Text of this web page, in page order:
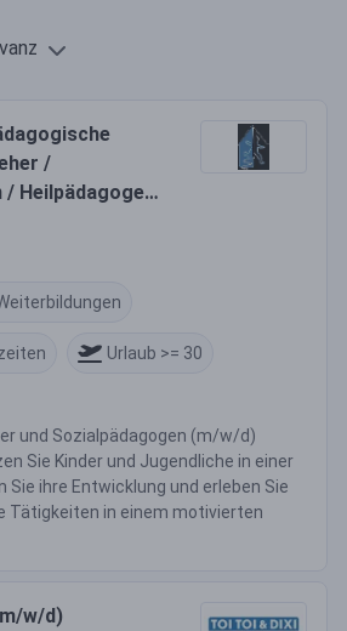
/
/ Heilpädagoge
Urlaub >= 30
und Sozialpädagogen (m/w/d)
Sie Kinder und Jugendliche in einer
Sie ihre Entwicklung und erleben Sie
Tätigkeiten in einem motivierten
w/d)